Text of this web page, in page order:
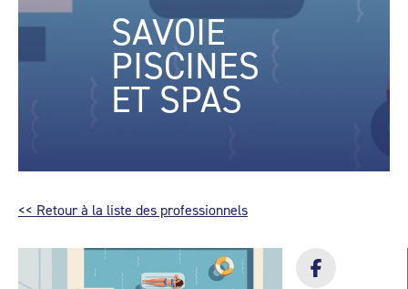
SAVOIE
PISCINES
ET SPAS
<< Retour à la liste des professionnels